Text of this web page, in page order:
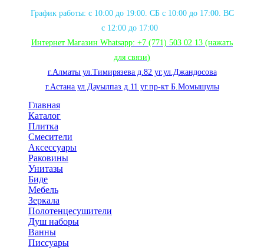
График работы: с 10:00 до 19:00. СБ с 10:00 до 17:00. ВС
с 12:00 до 17:00
Интернет Магазин Whatsapp: +7 (771) 503 02 13 (нажать
для связи)
г.Алматы ул.Тимирязева д.82 уг.ул.Джандосова
г.Астана ул.Дауылпаз д.11 уг.пр-кт Б.Момышулы
Главная
Каталог
Плитка
Смесители
Аксессуары
Раковины
Унитазы
Биде
Мебель
Зеркала
Полотенцесушители
Душ наборы
Ванны
Писсуары